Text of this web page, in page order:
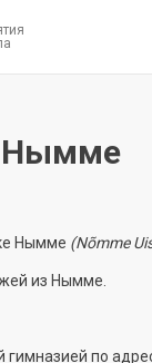
Нымме
Нымме (Nõmme
из Нымме.
по